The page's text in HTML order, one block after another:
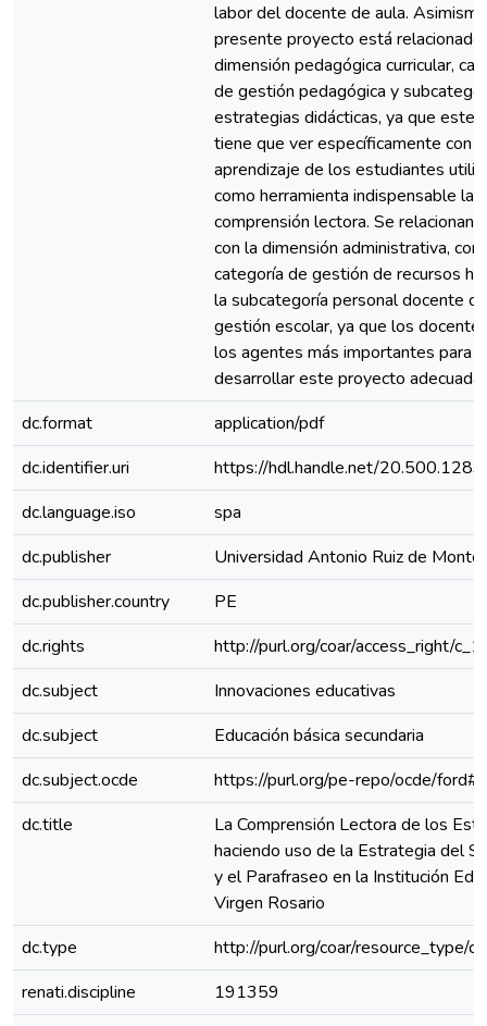
labor del docente de aula.
presente proyecto está relacionado
dimensión pedagógica curricular,
de gestión pedagógica y
estrategias didácticas, ya que este
tiene que ver específicamente con
aprendizaje de los estudiantes
como herramienta indispensable la
comprensión lectora. Se relacionan
con la dimensión administrativa, con
categoría de gestión de recursos
la subcategoría personal docente
gestión escolar, ya que los
los agentes más importantes para
desarrollar este proyecto
dc.format
application/pdf
dc.identifier.uri
https://hdl.handle.net/
dc.language.iso
spa
dc.publisher
Universidad Antonio Ruiz de
dc.publisher.country
PE
dc.rights
http://purl.org/coar/access_right/
dc.subject
Innovaciones educativas
dc.subject
Educación básica secundaria
dc.subject.ocde
https://purl.org/pe-repo/ocde/
dc.title
La Comprensión Lectora de los
haciendo uso de la Estrategia del
y el Parafraseo en la Institución
Virgen Rosario
dc.type
http://purl.org/coar/resource_type/
renati.discipline
191359